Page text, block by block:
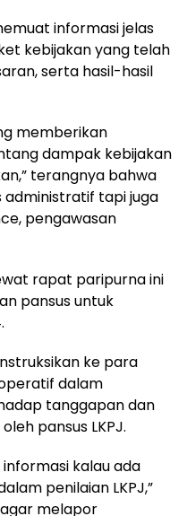
informasi jelas
kebijakan yang telah
serta hasil-hasil
memberikan
dampak kebijakan
terangnya bahwa
administratif tapi juga
pengawasan
rapat paripurna ini
pansus untuk
ke para
dalam
tanggapan dan
pansus LKPJ.
kalau ada
penilaian LKPJ,”
melapor